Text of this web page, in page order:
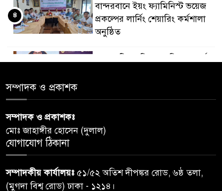
বান্দরবানে ইয়ং ফ্যামিনিস্ট ভয়েজ
প্রকল্পের লার্নিং শেয়ারিং কর্মশালা
অনুষ্ঠিত
৪
পেশ
৬
তদন্ত শেষ পর্যায়ে, দ্রুত চার্জশিট
৭
সম্পাদক ও প্রকাশক
সম্পাদক ও প্রকাশকঃ
মোঃ জাহাঙ্গীর হোসেন (দুলাল)
যোগাযোগ ঠিকানা
সম্পাদকীয় কার্যালয়ঃ ৫১/৫২ অতিশ দীপঙ্কর রোড, ৬ষ্ঠ তলা,
(মুগদা বিশ্ব রোড) ঢাকা - ১২১৪।